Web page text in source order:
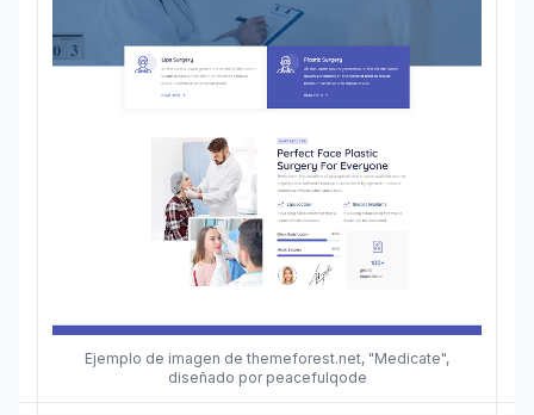
Ejemplo de imagen de themeforest.net, "Medicate",
diseñado por peacefulqode